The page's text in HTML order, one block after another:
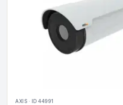
AXIS · ID 44991